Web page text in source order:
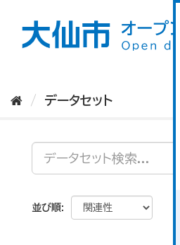
データセット
並び順